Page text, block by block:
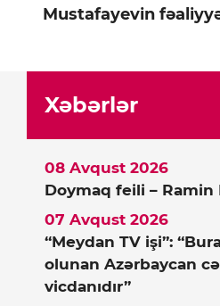
Mustafayevin
Xəbərlər
Doymaq feili – Ramin
08 Avqust 2026
“Meydan TV işi”:
olunan Azərbaycan
vicdanıdır”
07 Avqust 2026